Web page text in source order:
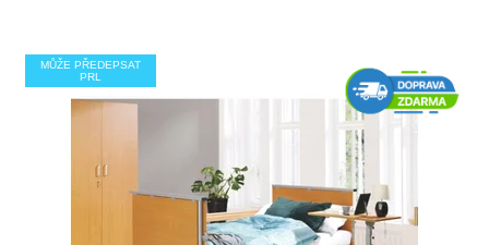
MŮŽE PŘEDEPSAT
PRL